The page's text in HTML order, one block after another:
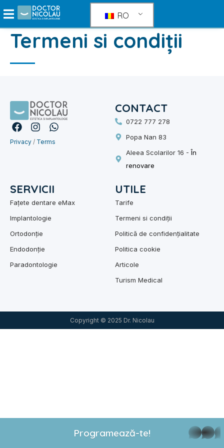
direct
conținut
RO
Termeni si condiții
F
a
c
o
k
I
n
s
r
a
m
W
h
a
p
p
Privacy / Terms
CONTACT
0722 777 278
Popa Nan 83
Aleea Scolarilor 16 -În
renovare
SERVICII
Fațete dentare eMax
Implantologie
Ortodonție
Endodonție
Paradontologie
UTILE
Tarife
Termeni si condiții
Politică de confidențialitate
Politica cookie
Articole
Turism Medical
Copyright © 2025 Dr. Nicolau
Programează-te!